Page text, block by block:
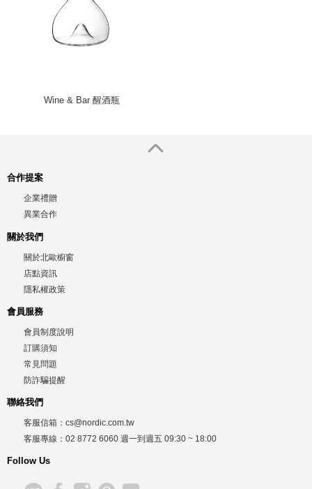
Wine & Bar 醒酒瓶
合作提案
企業禮贈
異業合作
關於我們
關於北歐櫥窗
店點資訊
隱私權政策
會員服務
會員制度說明
訂購須知
常見問題
防詐騙提醒
聯絡我們
客服信箱： cs@nordic.com.tw
客服專線： 02 8772 6060 週一到週五 09:30 ~ 18:00
Follow Us